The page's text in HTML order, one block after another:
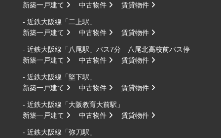
新築一戸建て
中古物件 賃貸物件
- 近鉄大阪線「二上駅」
新築一戸建て
中古物件 賃貸物件
- 近鉄大阪線「八尾駅」バス7分 八尾北高校前バス停
新築一戸建て
中古物件 賃貸物件
- 近鉄大阪線「堅下駅」
新築一戸建て
中古物件 賃貸物件
- 近鉄大阪線「大阪教育大前駅」
新築一戸建て
中古物件 賃貸物件
- 近鉄大阪線「弥刀駅」